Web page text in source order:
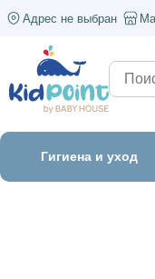
Адрес не выбран
Гигиена и уход